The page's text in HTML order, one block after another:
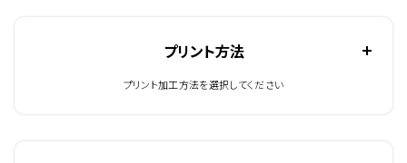
プリント方法
プリント加工方法を選択してください